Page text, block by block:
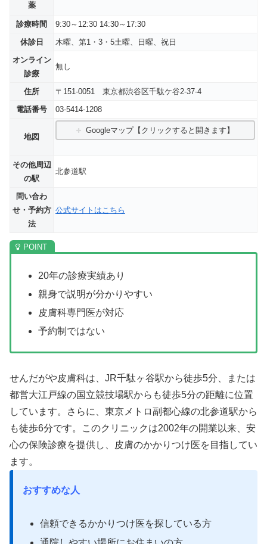
薬
診療時間
9:30～12:30 14:30～17:30
休診日
木曜、第1・3・5土曜、日曜、祝日
オンライン
診療
無し
住所
〒151-0051 東京都渋谷区千駄ケ谷2-37-4
電話番号
03-5414-1208
地図
Googleマップ【クリックすると開きます】
その他周辺
の駅
北参道駅
問い合わ
せ・予約方
法
公式サイトはこちら
20年の診療実績あり
親身で説明が分かりやすい
皮膚科専門医が対応
予約制ではない
せんだがや皮膚科は、JR千駄ヶ谷駅から徒歩5分、または
都営大江戸線の国立競技場駅からも徒歩5分の距離に位置
しています。さらに、東京メトロ副都心線の北参道駅から
も徒歩6分です。このクリニックは2002年の開業以来、安
心の保険診療を提供し、皮膚のかかりつけ医を目指してい
ます。
おすすめな人
信頼できるかかりつけ医を探している方